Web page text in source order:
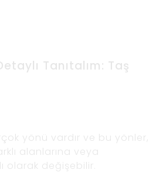
Tanıtalım: Taş
yönü vardır ve bu yönler,
alanlarına veya
olarak değişebilir.